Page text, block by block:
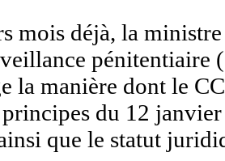
mois déjà, la
pénitentiaire
la manière dont le
du 12
que le statut